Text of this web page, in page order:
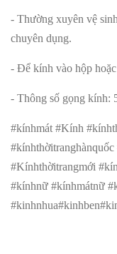
- Thường xuyên vệ
chuyên dụng.
- Để kính vào hộp
- Thông số gọng kính:
#kínhmát #Kính
#Kínhthờitrangmới
#kínhnữ #kínhmátnữ